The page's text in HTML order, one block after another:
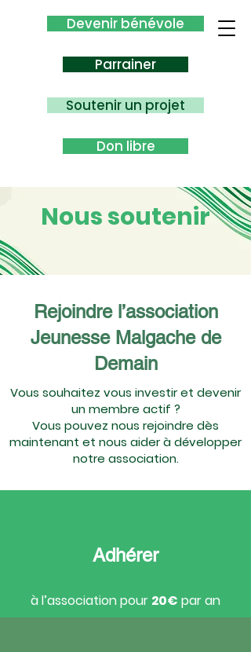
Devenir bénévole
Parrainer
Soutenir un projet
Don libre
Nous soutenir
Rejoindre l’association
Jeunesse Malgache de
Demain
Vous souhaitez vous investir et devenir
un membre actif ?
Vous pouvez nous rejoindre dès
maintenant et nous aider à développer
notre association.
Adhérer
à l’association pour 20€ par an